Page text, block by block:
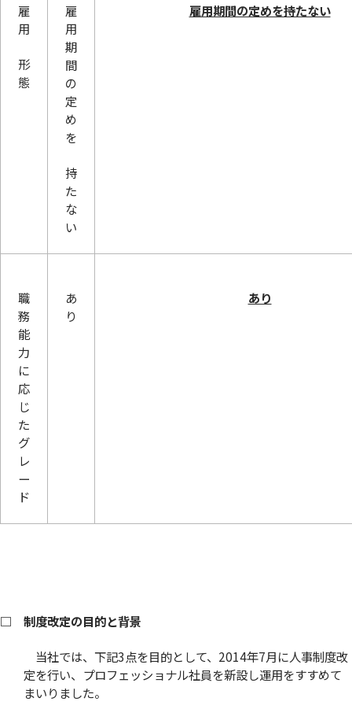
雇
用
形
態
雇
用
期
間
の
定
め
を
持
た
な
い
雇用期間の定めを持たない
職
務
能
力
に
応
じ
た
グ
レ
ー
ド
あ
り
あり
□ 制度改定の目的と背景
当社では、下記3点を目的として、2014年7月に人事制度改
定を行い、プロフェッショナル社員を新設し運用をすすめて
まいりました。